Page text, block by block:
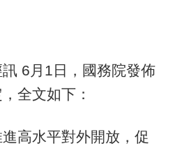
6月1日，國務院發佈
全文如下：
水平對外開放，促